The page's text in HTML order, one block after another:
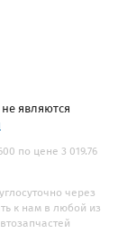
являются
по цене 3 019.76
через
к нам в любой из